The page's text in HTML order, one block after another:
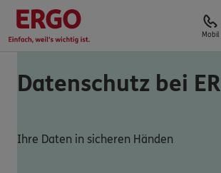
Mobil
Datenschutz bei
Ihre Daten in sicheren Händen